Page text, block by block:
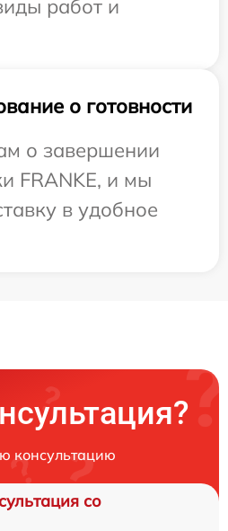
работ и
о готовности
о завершении
FRANKE, и мы
в удобное
консультацию
со